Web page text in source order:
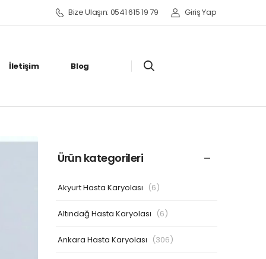
Bize Ulaşın: 0541 615 19 79 Giriş Yap
İletişim Blog
Ürün kategorileri
Akyurt Hasta Karyolası (6)
Altındağ Hasta Karyolası (6)
Ankara Hasta Karyolası (306)